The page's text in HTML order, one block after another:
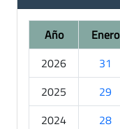
Año Enero
2026
31
2025
29
2024
28